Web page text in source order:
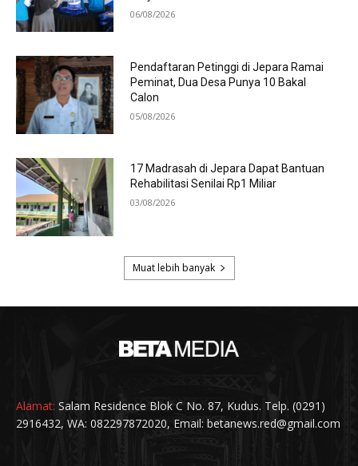
Alamat: Salam Residence Blok C No. 87, Kudus. Telp. (0291)
2916432, WA: 082297872020, Email: betanews.red@gmail.com